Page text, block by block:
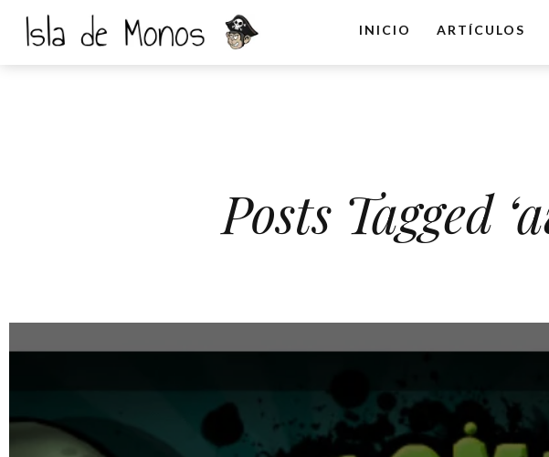
INICIO ARTÍCULOS
Posts Tagged